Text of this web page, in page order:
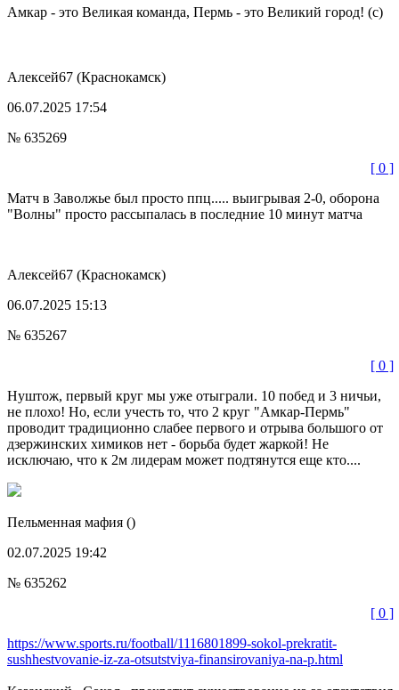
Амкар - это Великая команда, Пермь - это Великий город! (с)
Алексей67 (Краснокамск)
06.07.2025 17:54
№ 635269
[ 0 ]
Матч в Заволжье был просто ппц..... выигрывая 2-0, оборона
"Волны" просто рассыпалась в последние 10 минут матча
Алексей67 (Краснокамск)
06.07.2025 15:13
№ 635267
[ 0 ]
Нуштож, первый круг мы уже отыграли. 10 побед и 3 ничьи,
не плохо! Но, если учесть то, что 2 круг "Амкар-Пермь"
проводит традиционно слабее первого и отрыва большого от
дзержинских химиков нет - борьба будет жаркой! Не
исключаю, что к 2м лидерам может подтянутся еще кто....
Пельменная мафия ()
02.07.2025 19:42
№ 635262
[ 0 ]
https://www.sports.ru/football/1116801899-sokol-prekratit-
sushhestvovanie-iz-za-otsutstviya-finansirovaniya-na-p.html